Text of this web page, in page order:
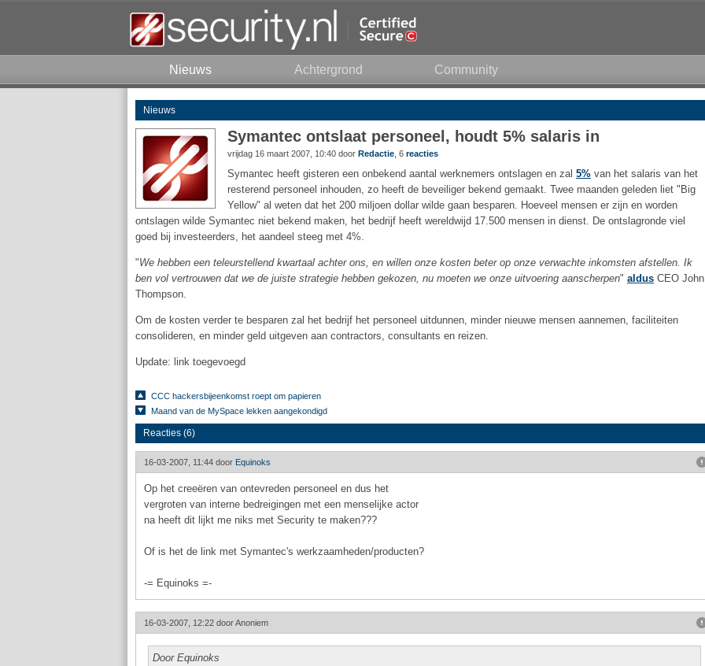
Nieuws Achtergrond Community
Nieuws
Symantec ontslaat personeel, houdt 5% salaris in
vrijdag 16 maart 2007, 10:40 door Redactie , 6 reacties
Symantec heeft gisteren een onbekend aantal werknemers ontslagen en zal 5% van het salaris van het
resterend personeel inhouden, zo heeft de beveiliger bekend gemaakt. Twee maanden geleden liet "Big
Yellow" al weten dat het 200 miljoen dollar wilde gaan besparen. Hoeveel mensen er zijn en worden
ontslagen wilde Symantec niet bekend maken, het bedrijf heeft wereldwijd 17.500 mensen in dienst. De ontslagronde viel
goed bij investeerders, het aandeel steeg met 4%.
"We hebben een teleurstellend kwartaal achter ons, en willen onze kosten beter op onze verwachte inkomsten afstellen. Ik
ben vol vertrouwen dat we de juiste strategie hebben gekozen, nu moeten we onze uitvoering aanscherpen" aldus CEO John
Thompson.
Om de kosten verder te besparen zal het bedrijf het personeel uitdunnen, minder nieuwe mensen aannemen, faciliteiten
consolideren, en minder geld uitgeven aan contractors, consultants en reizen.
Update: link toegevoegd
CCC hackersbijeenkomst roept om papieren
Maand van de MySpace lekken aangekondigd
Reacties (6)
16-03-2007, 11:44 door Equinoks
Op het creeëren van ontevreden personeel en dus het
vergroten van interne bedreigingen met een menselijke actor
na heeft dit lijkt me niks met Security te maken???
Of is het de link met Symantec's werkzaamheden/producten?
-= Equinoks =-
16-03-2007, 12:22 doorAnoniem
Door Equinoks